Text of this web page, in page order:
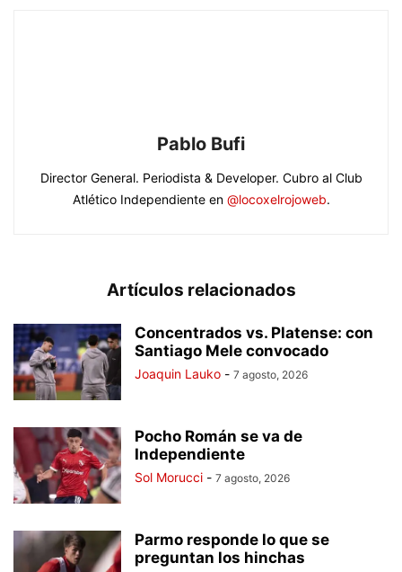
Pablo Bufi
Director General. Periodista & Developer. Cubro al Club
Atlético Independiente en @locoxelrojoweb.
Artículos relacionados
Concentrados vs. Platense: con
Santiago Mele convocado
Joaquin Lauko - 7 agosto, 2026
Pocho Román se va de
Independiente
Sol Morucci - 7 agosto, 2026
Parmo responde lo que se
preguntan los hinchas